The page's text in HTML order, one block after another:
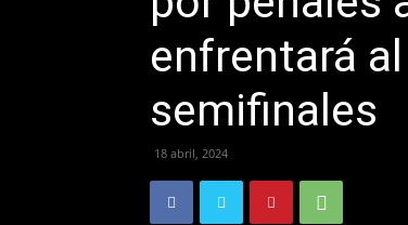
enfrentará
semifinales
18 abril, 2024